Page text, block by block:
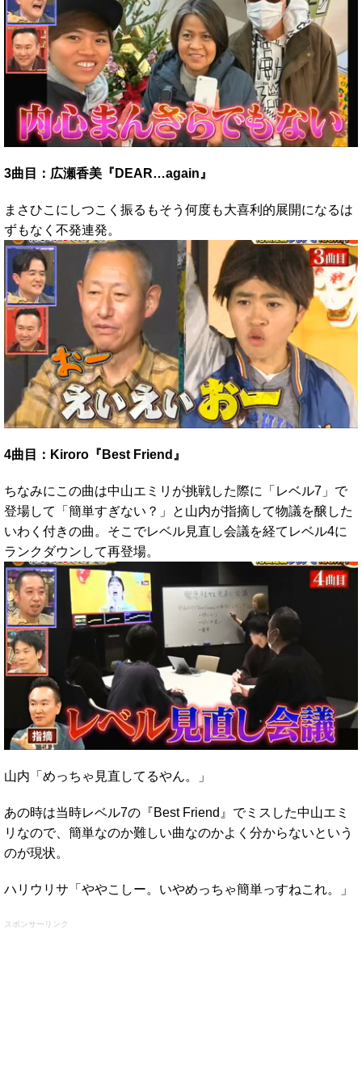
3曲目：広瀬香美『DEAR…again』
まさひこにしつこく振るもそう何度も大喜利的展開になるは
ずもなく不発連発。
4曲目：Kiroro『Best Friend』
ちなみにこの曲は中山エミリが挑戦した際に「レベル7」で
登場して「簡単すぎない？」と山内が指摘して物議を醸した
いわく付きの曲。そこでレベル見直し会議を経てレベル4に
ランクダウンして再登場。
山内「めっちゃ見直してるやん。」
あの時は当時レベル7の『Best Friend』でミスした中山エミ
リなので、簡単なのか難しい曲なのかよく分からないという
のが現状。
ハリウリサ「ややこしー。いやめっちゃ簡単っすねこれ。」
スポンサーリンク